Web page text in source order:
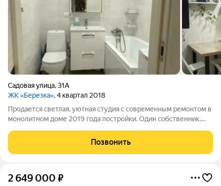
Садовая улица,31А
ЖК «Березка», 4 квартал 2018
Продается светлая, уютная студия с современным ремонтом в
монолитном доме 2019 года постройки. Один собственник.
выполнен евроремонт, установлены теплые полы. Просторная
кухня оборудована
Позвонить
2 649 000 ₽